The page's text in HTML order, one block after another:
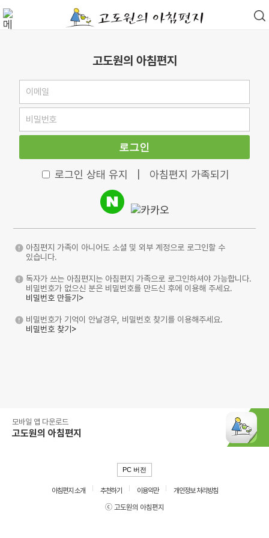
고도원의 아침편지
로그인
로그인 상태 유지 아침편지 가족되기
아침편지 가족이 아니어도 소셜 및 외부 계정으로 로그인할 수
있습니다.
독자가 쓰는 아침편지는 아침편지 가족으로 로그인하셔야 가능합니다.
비밀번호가 없으신 분은 비밀번호를 만드신 후에 이용해 주세요.
비밀번호 만들기>
비밀번호가 기억이 안날경우, 비밀번호 찾기를 이용해주세요.
비밀번호 찾기>
모바일 앱 다운로드
고도원의 아침편지
PC 버전
아침편지 소개 추천하기 이용약관
개인정보 처리방침
ⓒ 고도원의 아침편지